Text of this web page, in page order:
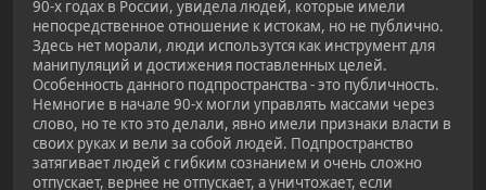
90-х годах в России, увидела людей, которые имели
непосредственное отношение к истокам, но не публично.
Здесь нет морали, люди использутся как инструмент для
манипуляций и достижения поставленных целей.
Особенность данного подпространства - это публичность.
Немногие в начале 90-х могли управлять массами через
слово, но те кто это делали, явно имели признаки власти в
своих руках и вели за собой людей. Подпространство
затягивает людей с гибким сознанием и очень сложно
отпускает, вернее не отпускает, а уничтожает, если